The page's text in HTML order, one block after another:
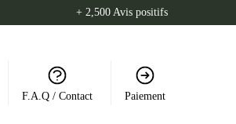
+ 2,500 Avis positifs
F.A.Q / Contact Paiement